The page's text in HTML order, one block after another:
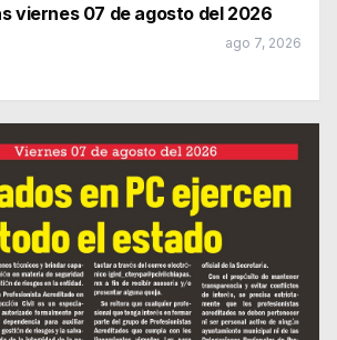
viernes 07 de agosto del 2026
ago 7, 2026